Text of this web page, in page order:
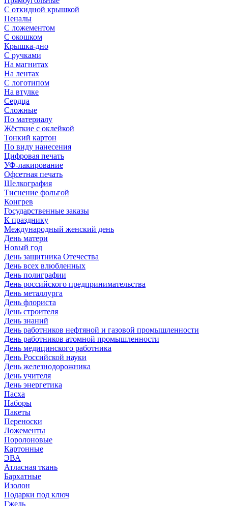
С откидной крышкой
Пеналы
С ложементом
С окошком
Крышка-дно
С ручками
На магнитах
На лентах
С логотипом
На втулке
Сердца
Сложные
По материалу
Жёсткие с оклейкой
Тонкий картон
По виду нанесения
Цифровая печать
УФ-лакирование
Офсетная печать
Шелкография
Тиснение фольгой
Конгрев
Государственные заказы
К празднику
Международный женский день
День матери
Новый год
День защитника Отечества
День всех влюбленных
День полиграфии
День российского предпринимательства
День металлурга
День флориста
День строителя
День знаний
День работников нефтяной и газовой промышленности
День работников атомной промышленности
День медицинского работника
День Российской науки
День железнодорожника
День учителя
День энергетика
Пасха
Наборы
Пакеты
Переноски
Ложементы
Поролоновые
Картонные
ЭВА
Атласная ткань
Бархатные
Изолон
Подарки под ключ
Гжель